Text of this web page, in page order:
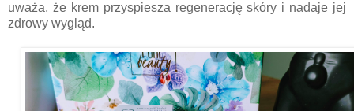
uważa, że krem przyspiesza regenerację skóry i nadaje jej
zdrowy wygląd.